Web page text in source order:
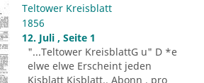
Teltower Kreisblatt
1856
12. Juli , Seite 1
"...Teltower KreisblattG u" D *e
elwe elwe Erscheint jeden
Kisblatt Kisblatt.. Abonn . pro